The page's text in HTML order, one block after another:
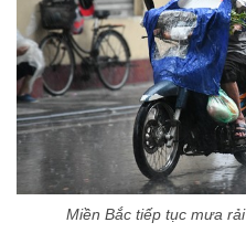
Miền Bắc tiếp tục mưa